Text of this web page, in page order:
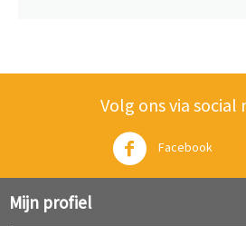
Volg ons via social
Facebook
Mijn profiel